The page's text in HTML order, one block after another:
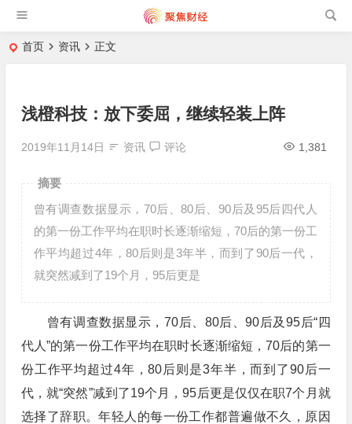
首页 资讯 正文
浅橙科技：放下委屈，继续轻装上阵
2019年11月14日 资讯 评论 1,381
摘要
曾有调查数据显示，70后、80后、90后及95后四代人
的第一份工作平均在职时长逐渐缩短，70后的第一份工
作平均超过4年，80后则是3年半，而到了90后一代，
就突然减到了19个月，95后更是
曾有调查数据显示，70后、80后、90后及95后“四
代人”的第一份工作平均在职时长逐渐缩短，70后的第一
份工作平均超过4年，80后则是3年半，而到了90后一
代，就“突然”减到了19个月，95后更是仅仅在职7个月就
选择了辞职。年轻人的每一份工作都普遍做不久，原因